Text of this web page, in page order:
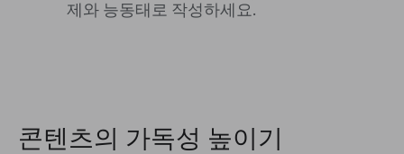
제와 능동태로 작성하세요.
콘텐츠의 가독성 높이기